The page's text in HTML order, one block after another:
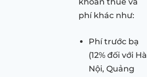
phí khác như:
Phí trước bạ
(12% đối với Hà
Nội, Quảng